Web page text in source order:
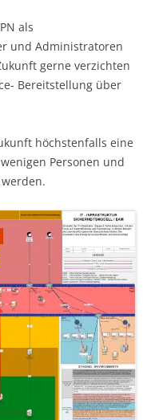
als
und Administratoren
gerne verzichten
Bereitstellung über
höchstenfalls eine
Personen und